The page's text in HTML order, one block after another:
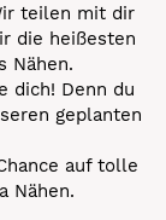
teilen mit dir
die heißesten
Nähen.
dich! Denn du
geplanten
auf tolle
Nähen.